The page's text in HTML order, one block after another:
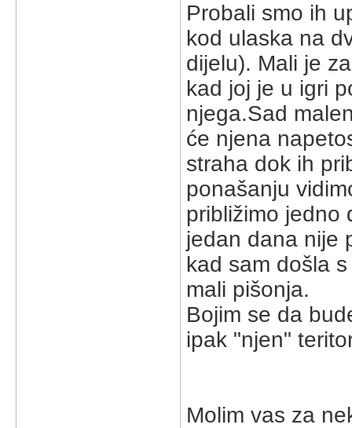
Probali smo ih
kod ulaska na
dijelu). Mali je
kad joj je u igri
njega.Sad
će njena
straha dok ih
ponašanju
približimo jedno
jedan dana nije
kad sam došla
mali pišonja.
Bojim se da
ipak "njen"
Molim vas za